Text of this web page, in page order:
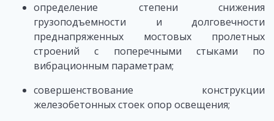
определение степени снижения
грузоподъемности и долговечности
преднапряженных мостовых пролетных
строений с поперечными стыками по
вибрационным параметрам;
совершенствование конструкции
железобетонных стоек опор освещения;